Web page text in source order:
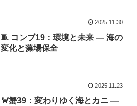
2025.11.30
🧵 コンブ19：環境と未来 ― 海の
変化と藻場保全
2025.11.23
🦀蟹39：変わりゆく海とカニ ―